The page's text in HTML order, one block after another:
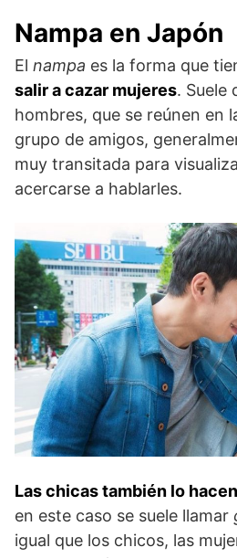
Nampa en Japón
El nampa es la forma que
salir a cazar mujeres. Suele
hombres, que se reúnen en
grupo de amigos,
muy transitada para
acercarse a hablarles.
Las chicas también lo hacen
en este caso se suele llamar
igual que los chicos, las